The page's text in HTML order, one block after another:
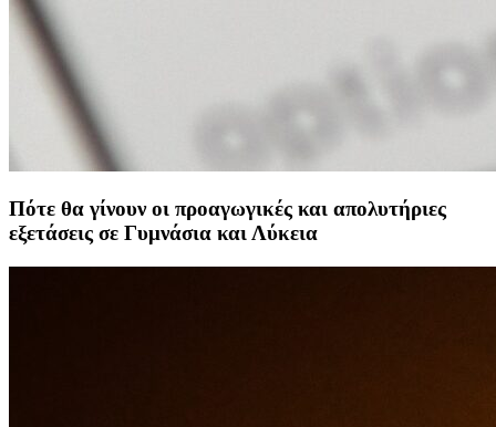
Πότε θα γίνουν οι προαγωγικές και απολυτήριες
εξετάσεις σε Γυμνάσια και Λύκεια